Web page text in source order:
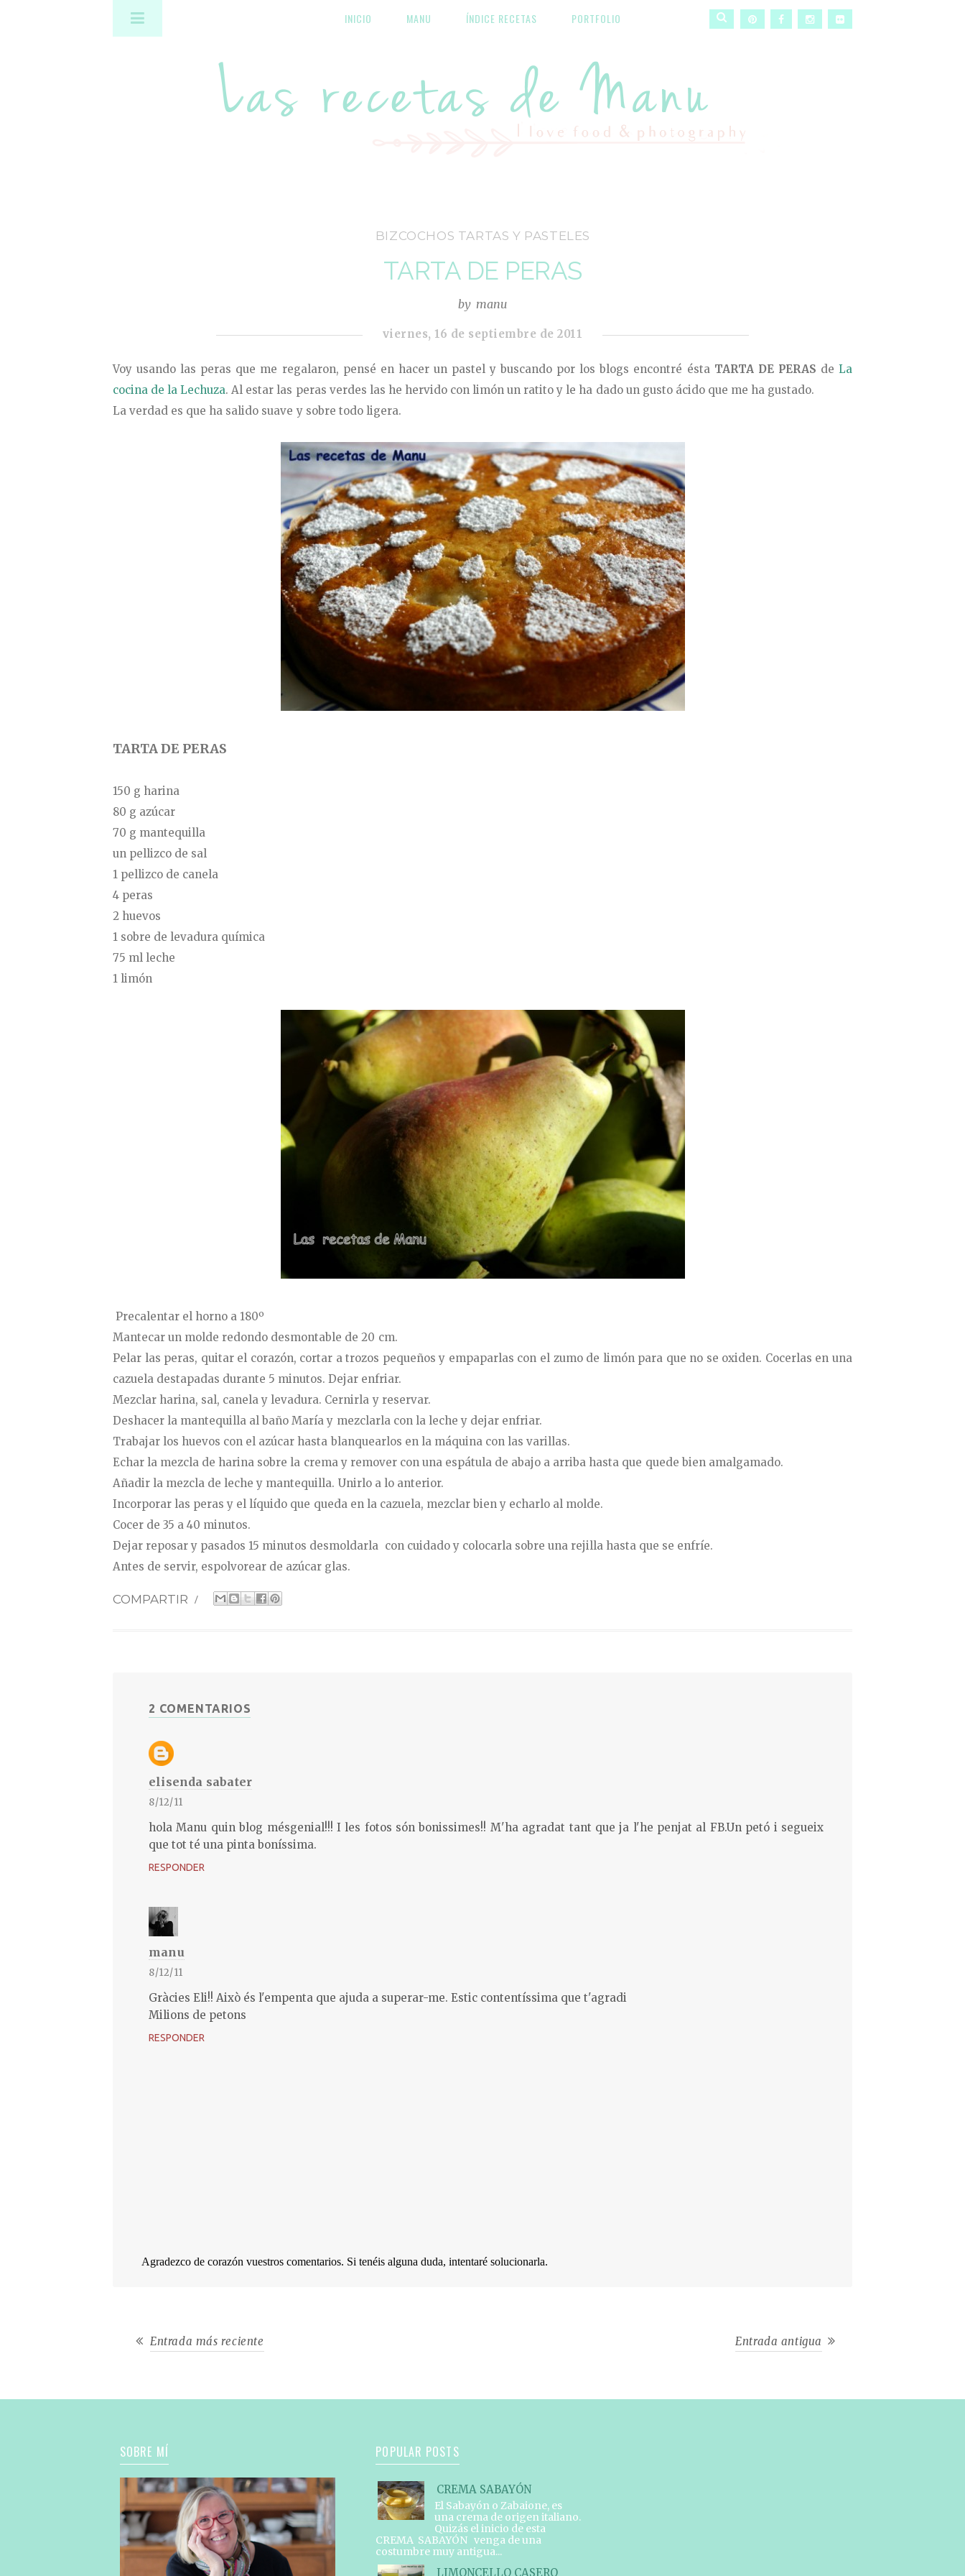
INICIO MANU ÍNDICE RECETAS PORTFOLIO
Las recetas de Manu
BIZCOCHOS TARTAS Y PASTELES
TARTA DE PERAS
by manu
viernes, 16 de septiembre de 2011
Voy usando las peras que me regalaron, pensé en hacer un pastel y buscando por los blogs encontré ésta TARTA DE PERAS de La
cocina de la Lechuza. Al estar las peras verdes las he hervido con limón un ratito y le ha dado un gusto ácido que me ha gustado.
La verdad es que ha salido suave y sobre todo ligera.
TARTA DE PERAS
150 g harina
80 g azúcar
70 g mantequilla
un pellizco de sal
1 pellizco de canela
4 peras
2 huevos
1 sobre de levadura química
75 ml leche
1 limón
Precalentar el horno a 180º
Mantecar un molde redondo desmontable de 20 cm.
Pelar las peras, quitar el corazón, cortar a trozos pequeños y empaparlas con el zumo de limón para que no se oxiden. Cocerlas en una
cazuela destapadas durante 5 minutos. Dejar enfriar.
Mezclar harina, sal, canela y levadura. Cernirla y reservar.
Deshacer la mantequilla al baño María y mezclarla con la leche y dejar enfriar.
Trabajar los huevos con el azúcar hasta blanquearlos en la máquina con las varillas.
Echar la mezcla de harina sobre la crema y remover con una espátula de abajo a arriba hasta que quede bien amalgamado.
Añadir la mezcla de leche y mantequilla. Unirlo a lo anterior.
Incorporar las peras y el líquido que queda en la cazuela, mezclar bien y echarlo al molde.
Cocer de 35 a 40 minutos.
Dejar reposar y pasados 15 minutos desmoldarla con cuidado y colocarla sobre una rejilla hasta que se enfríe.
Antes de servir, espolvorear de azúcar glas.
COMPARTIR /
2 COMENTARIOS
elisenda sabater
8/12/11
hola Manu quin blog mésgenial!!! I les fotos són bonissimes!! M'ha agradat tant que ja l'he penjat al FB.Un petó i segueix
que tot té una pinta boníssima.
RESPONDER
manu
8/12/11
Gràcies Eli!! Això és l'empenta que ajuda a superar-me. Estic contentíssima que t'agradi
Milions de petons
RESPONDER
Agradezco de corazón vuestros comentarios. Si tenéis alguna duda, intentaré solucionarla.
Entrada más reciente Entrada antigua
SOBRE MÍ POPULAR POSTS
CREMA SABAYÓN
El Sabayón o Zabaione, es
una crema de origen italiano.
Quizás el inicio de esta
CREMA SABAYÓN venga de una
costumbre muy antigua...
LIMONCELLO CASERO